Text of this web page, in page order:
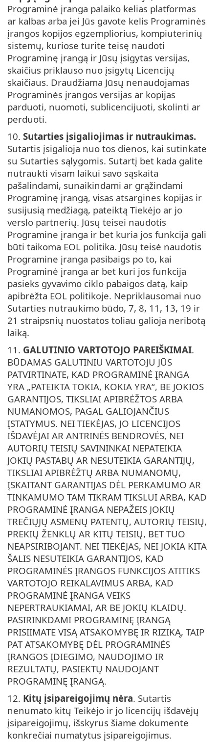
Programinė įranga palaiko kelias platformas
ar kalbas arba jei Jūs gavote kelis Programinės
įrangos kopijos egzempliorius, kompiuterinių
sistemų, kuriose turite teisę naudoti
Programinę įrangą ir Jūsų įsigytas versijas,
skaičius priklauso nuo įsigytų Licencijų
skaičiaus. Draudžiama Jūsų nenaudojamas
Programinės įrangos versijas ar kopijas
parduoti, nuomoti, sublicencijuoti, skolinti ar
perduoti.
10. Sutarties įsigaliojimas ir nutraukimas.
Sutartis įsigalioja nuo tos dienos, kai sutinkate
su Sutarties sąlygomis. Sutartį bet kada galite
nutraukti visam laikui savo sąskaita
pašalindami, sunaikindami ar grąžindami
Programinę įrangą, visas atsargines kopijas ir
susijusią medžiagą, pateiktą Tiekėjo ar jo
verslo partnerių. Jūsų teisei naudotis
Programine įranga ir bet kuria jos funkcija gali
būti taikoma EOL politika. Jūsų teisė naudotis
Programine įranga pasibaigs po to, kai
Programinė įranga ar bet kuri jos funkcija
pasieks gyvavimo ciklo pabaigos datą, kaip
apibrėžta EOL politikoje. Nepriklausomai nuo
Sutarties nutraukimo būdo, 7, 8, 11, 13, 19 ir
21 straipsnių nuostatos toliau galioja neribotą
laiką.
11. GALUTINIO VARTOTOJO PAREIŠKIMAI.
BŪDAMAS GALUTINIU VARTOTOJU JŪS
PATVIRTINATE, KAD PROGRAMINĖ ĮRANGA
YRA „PATEIKTA TOKIA, KOKIA YRA“, BE JOKIOS
GARANTIJOS, TIKSLIAI APIBRĖŽTOS ARBA
NUMANOMOS, PAGAL GALIOJANČIUS
ĮSTATYMUS. NEI TIEKĖJAS, JO LICENCIJOS
IŠDAVĖJAI AR ANTRINĖS BENDROVĖS, NEI
AUTORIŲ TEISIŲ SAVININKAI NEPATEIKIA
JOKIŲ PASTABŲ AR NESUTEIKIA GARANTIJŲ,
TIKSLIAI APIBRĖŽTŲ ARBA NUMANOMŲ,
ĮSKAITANT GARANTIJAS DĖL PERKAMUMO AR
TINKAMUMO TAM TIKRAM TIKSLUI ARBA, KAD
PROGRAMINĖ ĮRANGA NEPAŽEIS JOKIŲ
TREČIŲJŲ ASMENŲ PATENTŲ, AUTORIŲ TEISIŲ,
PREKIŲ ŽENKLŲ AR KITŲ TEISIŲ, BET TUO
NEAPSIRIBOJANT. NEI TIEKĖJAS, NEI JOKIA KITA
ŠALIS NESUTEIKIA GARANTIJOS, KAD
PROGRAMINĖS ĮRANGOS FUNKCIJOS ATITIKS
VARTOTOJO REIKALAVIMUS ARBA, KAD
PROGRAMINĖ ĮRANGA VEIKS
NEPERTRAUKIAMAI, AR BE JOKIŲ KLAIDŲ.
PASIRINKDAMI PROGRAMINĘ ĮRANGĄ
PRISIIMATE VISĄ ATSAKOMYBĘ IR RIZIKĄ, TAIP
PAT ATSAKOMYBĘ DĖL PROGRAMINĖS
ĮRANGOS ĮDIEGIMO, NAUDOJIMO IR
REZULTATŲ, PASIEKTŲ NAUDOJANT
PROGRAMINĘ ĮRANGĄ.
12. Kitų įsipareigojimų nėra. Sutartis
nenumato kitų Teikėjo ir jo licencijų išdavėjų
įsipareigojimų, išskyrus šiame dokumente
konkrečiai numatytus įsipareigojimus.